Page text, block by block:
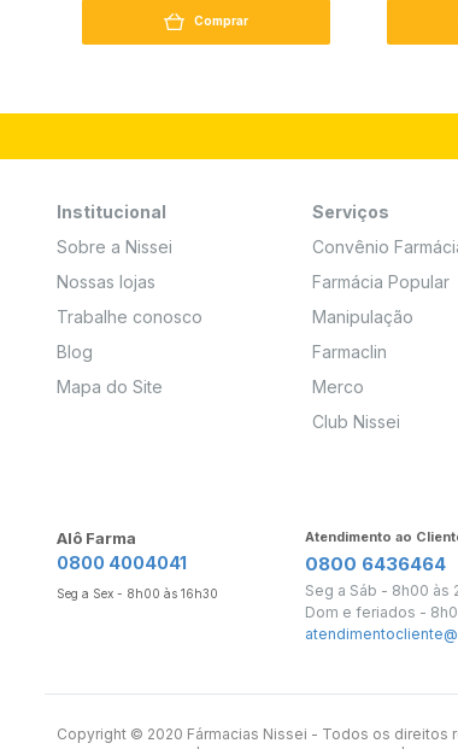
Comprar
Institucional
Sobre a Nissei
Nossas lojas
Trabalhe conosco
Blog
Mapa do Site
Serviços
Convênio
Farmácia Popular
Manipulação
Farmaclin
Merco
Club Nissei
Alô Farma
0800 4004041
Seg a Sex - 8h00 às 16h30
Atendimento ao
0800 6436464
Seg a Sáb - 8h00 às
Dom e feriados -
Copyright ©️ 2020 Fármacias Nissei - Todos os direitos